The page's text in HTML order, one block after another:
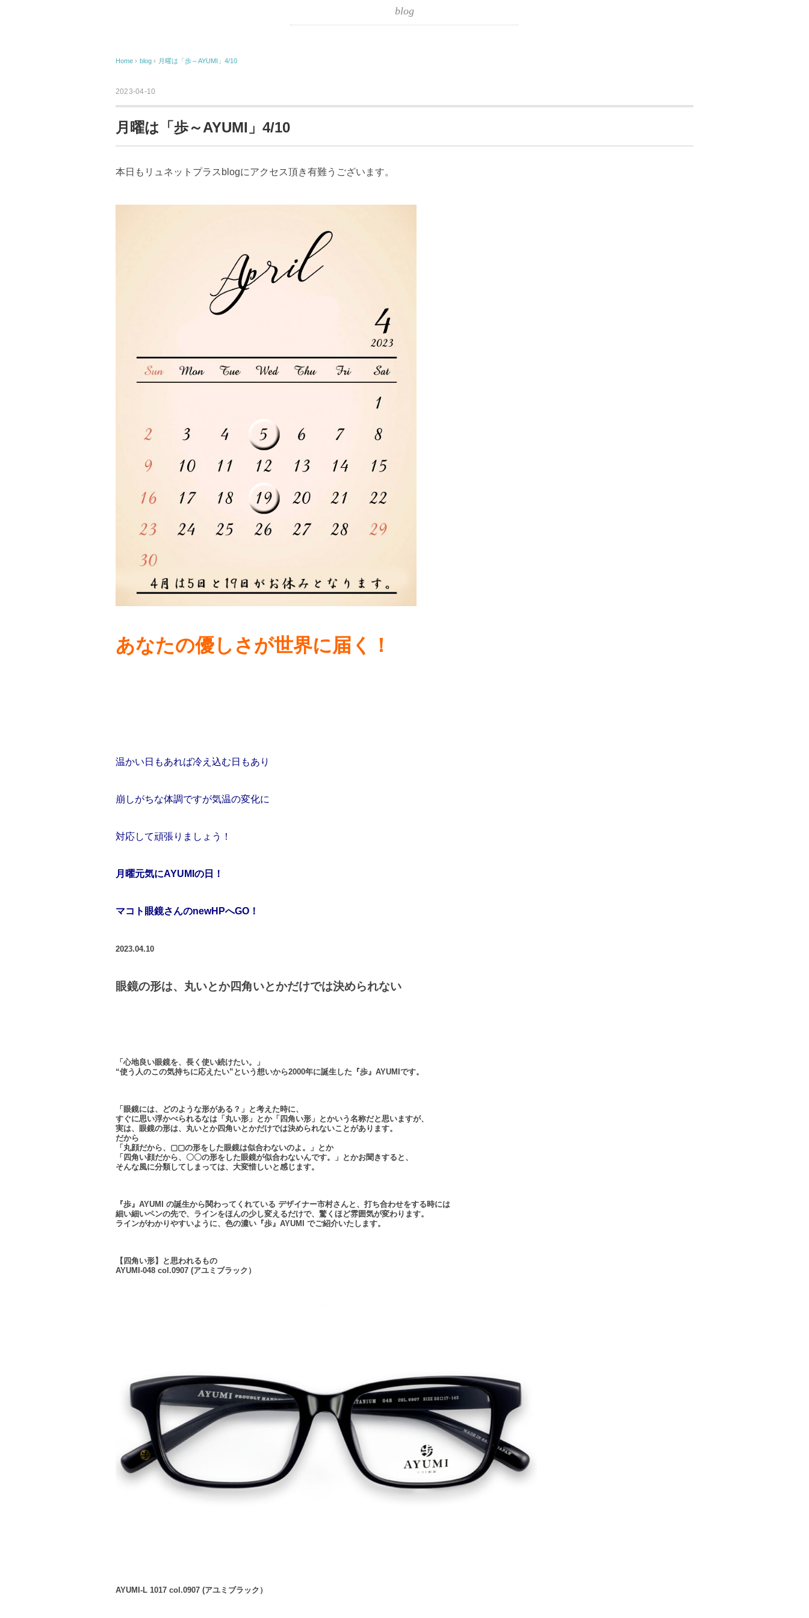
blog
Home › blog › 月曜は「歩～AYUMI」4/10
2023-04-10
月曜は「歩～AYUMI」4/10
本日もリュネットプラスblogにアクセス頂き有難うございます。
あなたの優しさが世界に届く！
温かい日もあれば冷え込む日もあり
崩しがちな体調ですが気温の変化に
対応して頑張りましょう！
月曜元気にAYUMIの日！
マコト眼鏡さんのnewHPへGO！
2023.04.10
眼鏡の形は、丸いとか四角いとかだけでは決められない
「心地良い眼鏡を、長く使い続けたい。」
“使う人のこの気持ちに応えたい”という想いから2000年に誕生した『歩』AYUMIです。
「眼鏡には、どのような形がある？」と考えた時に、
すぐに思い浮かべられるなは「丸い形」とか「四角い形」とかいう名称だと思いますが、
実は、眼鏡の形は、丸いとか四角いとかだけでは決められないことがあります。
だから
「丸顔だから、▢▢の形をした眼鏡は似合わないのよ。」とか
「四角い顔だから、〇〇の形をした眼鏡が似合わないんです。」とかお聞きすると、
そんな風に分類してしまっては、大変惜しいと感じます。
『歩』AYUMI の誕生から関わってくれている デザイナー市村さんと、打ち合わせをする時には
細い細いペンの先で、ラインをほんの少し変えるだけで、驚くほど雰囲気が変わります。
ラインがわかりやすいように、色の濃い『歩』AYUMI でご紹介いたします。
【四角い形】と思われるもの
AYUMI-048 col.0907 (アユミブラック）
AYUMI-L 1017 col.0907 (アユミブラック）